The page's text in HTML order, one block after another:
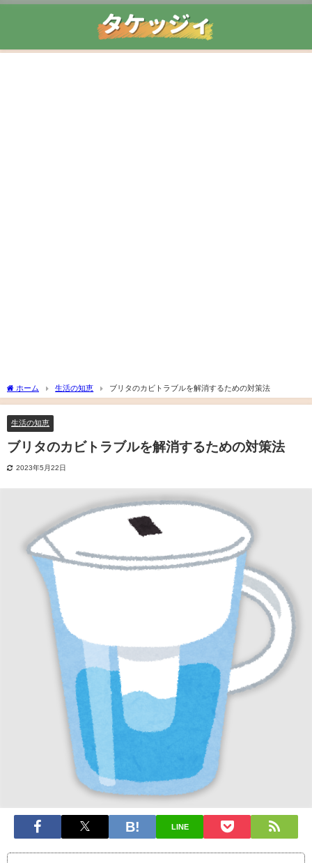
ホーム 生活の知恵 ブリタのカビトラブルを解消するための対策法
生活の知恵
ブリタのカビトラブルを解消するための対策法
2023年5月22日
LINE